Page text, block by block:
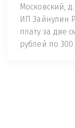
Московский, д.
ИП Зайнулин
плату за две
рублей по 300